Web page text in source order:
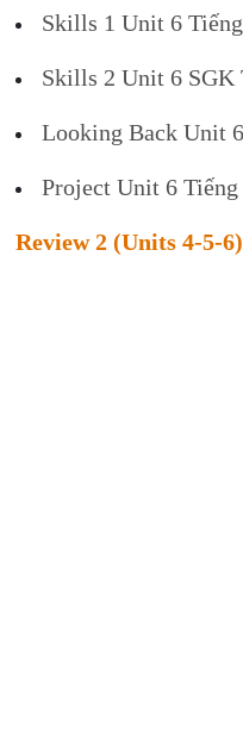
Skills 1 Unit 6
Skills 2 Unit 6 SGK
Looking Back Unit
Project Unit 6
Review 2 (Units 4-5-